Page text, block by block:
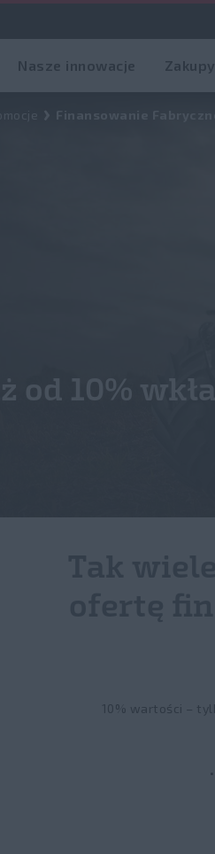
Nasze innowacje
od 10%
10% wartości –